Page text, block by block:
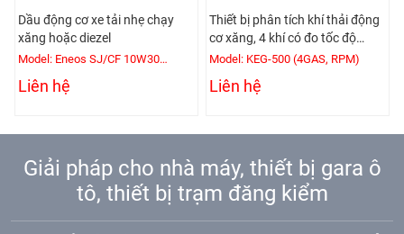
Dầu động cơ xe tải nhẹ chạy
xăng hoặc diezel
Model: Eneos SJ/CF 10W30
Liên hệ
Thiết bị phân tích khí thải động
cơ xăng, 4 khí có đo tốc độ
động cơ
Model: KEG-500 (4GAS, RPM)
Liên hệ
Giải pháp cho nhà máy, thiết bị gara ô
tô, thiết bị trạm đăng kiểm